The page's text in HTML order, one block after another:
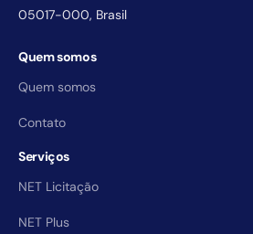
05017-000, Brasil
Quem somos
Quem somos
Contato
Serviços
NET Licitação
NET Plus